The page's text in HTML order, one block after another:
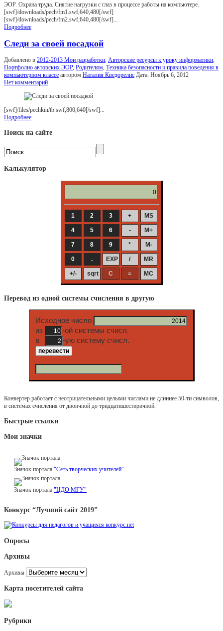
ЭОР. Охрана труда. Снятие нагрузки c глаз в процессе работы на компьютере.
[swf]/downloads/pech/fm1.swf,640,480[/swf]
[swf]/downloads/pech/fm2.swf,640,480[/swf]...
Подробнее
Следи за своей посадкой
Добавлено в 2012-2013 Мои разработки, Авторские ресурсы к уроку информатики,
Портфолио авторских ЭОР, Родителям, Техника безопасности и правила поведения в
компьютерном классе автором Наталия Кведорелис Дата: Ноябрь 6, 2012
Нет комментарий
[swf]/files/pechkin/tb.swf,800,640[/swf]...
Подробнее
Поиск на сайте
Калькулятор
Перевод из одной системы счисления в другую
Исходное число
из
-ой системы счисл.
в
-ую систему счисл.
Конвертер работает с неотрицательными целыми числами не длиннее 50-ти символов,
в системах счисления от двоичной до тридцатишестиричной.
Быстрые ссылки
Мои значки
Значок портала "Сеть творческих учителей"
Значок портала "ЦДО МГУ"
Конкурс “Лучший сайт 2019”
Опросы
Архивы
Архивы
Карта посетителей сайта
Рубрики